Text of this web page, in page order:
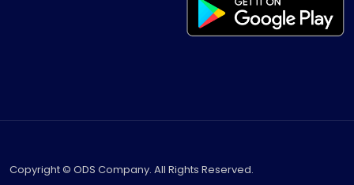
Copyright © ODS Company. All Rights Reserved.